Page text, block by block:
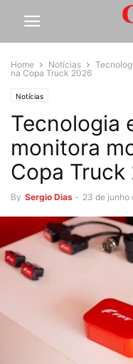
Home Notícias
na Copa Truck 2026
Notícias
Tecnologia
monitora
Copa Truck
By Sergio Dias - 23 de junho